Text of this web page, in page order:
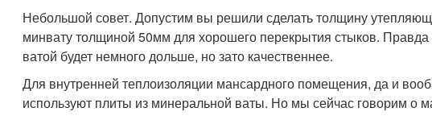
Небольшой совет. Допустим вы решили сделать толщину
минвату толщиной 50мм для хорошего перекрытия стыков.
ватой будет немного дольше, но зато качественнее.
Для внутренней теплоизоляции мансардного помещения, да и
используют плиты из минеральной ваты. Но мы сейчас говорим о